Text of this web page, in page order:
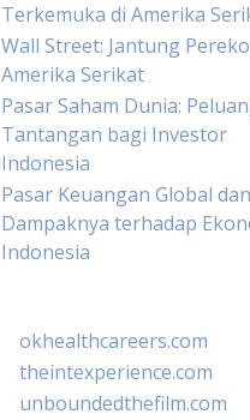
Terkemuka di Amerika
Wall Street: Jantung
Amerika Serikat
Pasar Saham Dunia:
Tantangan bagi Investor
Indonesia
Pasar Keuangan Global dan
Dampaknya terhadap
Indonesia
okhealthcareers.com
theintexperience.com
unboundedthefilm.com